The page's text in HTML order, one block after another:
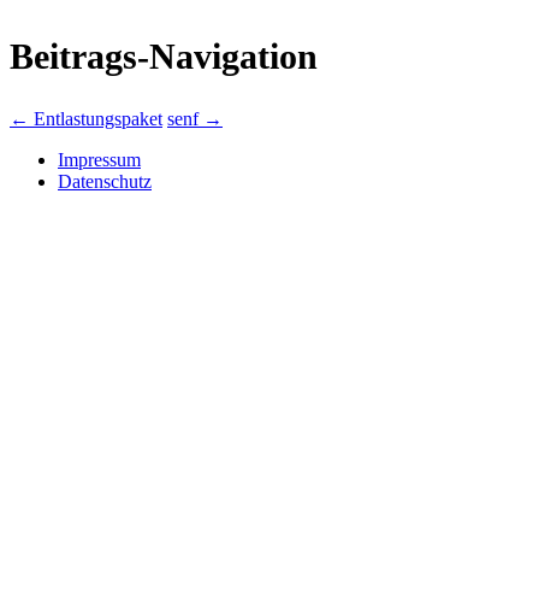
Beitrags-Navigation
← Entlastungspaket senf →
Impressum
Datenschutz